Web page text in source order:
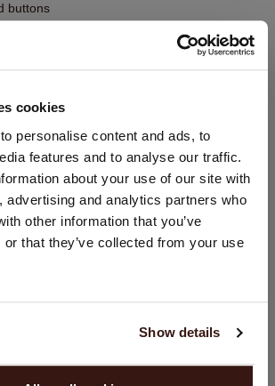
cookies
personalise content and ads, to
features and to analyse our traffic.
about your use of our site with
advertising and analytics partners who
other information that you’ve
or that they’ve collected from your use
Show details
buttons
reinigen mogelijk
Cashmere (GOTS gecertificeerd)
cashmere vanuit Nederland (€). Wilt u uw
Staten ($)
GA VERDER